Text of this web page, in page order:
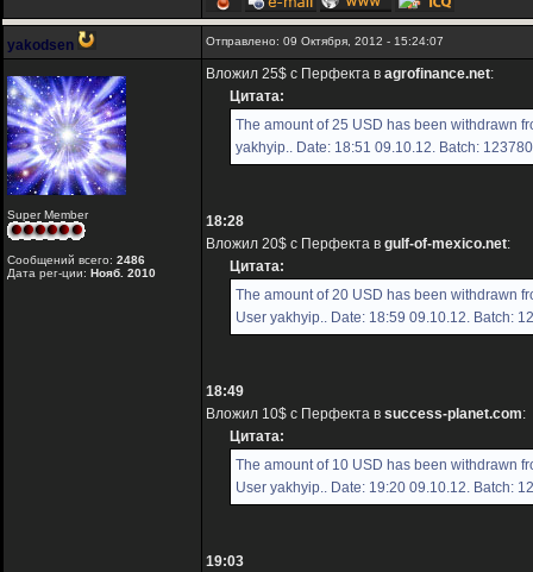
yakodsen Отправлено: 09 Октября, 2012 - 15:24:07
Super Member
Сообщений всего: 2486
Дата рег-ции: Нояб. 2010
Вложил 25$ с Перфекта в agrofinance.net:
Цитата:
The amount of 25 USD has been withdrawn
yakhyip.. Date: 18:51 09.10.12. Batch:
18:28
Вложил 20$ с Перфекта в gulf-of-mexico.net:
Цитата:
The amount of 20 USD has been withdrawn
User yakhyip.. Date: 18:59 09.10.12. Batch:
18:49
Вложил 10$ с Перфекта в success-planet.com:
Цитата:
The amount of 10 USD has been withdrawn
User yakhyip.. Date: 19:20 09.10.12. Batch:
19:03